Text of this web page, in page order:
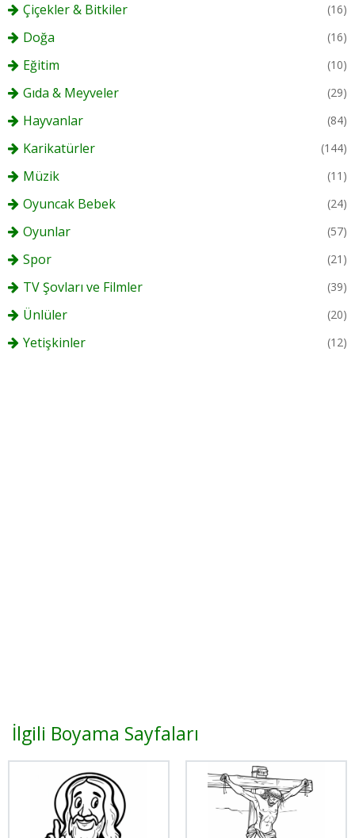
Çiçekler & Bitkiler (16)
Doğa (16)
Eğitim (10)
Gıda & Meyveler (29)
Hayvanlar (84)
Karikatürler (144)
Müzik (11)
Oyuncak Bebek (24)
Oyunlar (57)
Spor (21)
TV Şovları ve Filmler (39)
Ünlüler (20)
Yetişkinler (12)
İlgili Boyama Sayfaları